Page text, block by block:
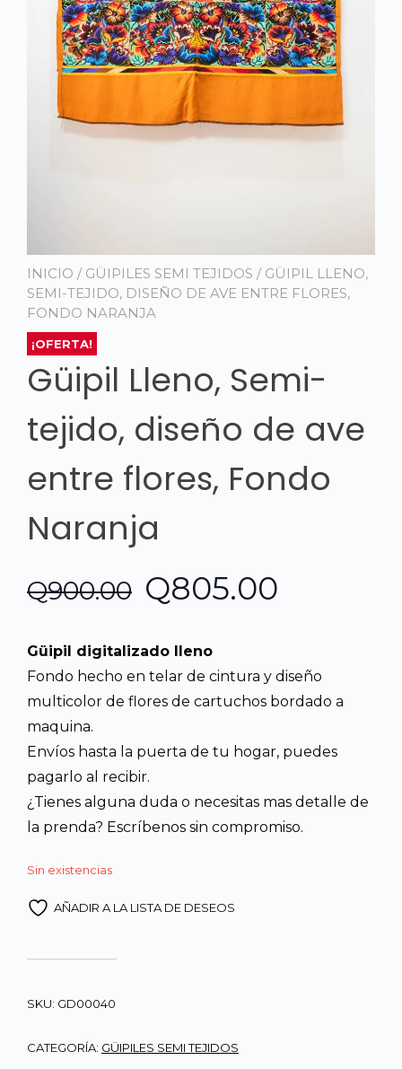
INICIO / GÜIPILES SEMI TEJIDOS / GÜIPIL LLENO,
SEMI-TEJIDO, DISEÑO DE AVE ENTRE FLORES,
FONDO NARANJA
¡OFERTA!
Güipil Lleno, Semi-
tejido, diseño de ave
entre flores, Fondo
Naranja
Q900.00 El
original
Q900.00.
Q805.00
actual
Güipil digitalizado lleno
Fondo hecho en telar de cintura y diseño
multicolor de flores de cartuchos bordado a
maquina.
Envíos hasta la puerta de tu hogar, puedes
pagarlo al recibir.
¿Tienes alguna duda o necesitas mas detalle de
la prenda? Escríbenos sin compromiso.
Sin existencias
AÑADIR A LA LISTA DE DESEOS
SKU: GD00040
CATEGORÍA: GÜIPILES SEMI TEJIDOS